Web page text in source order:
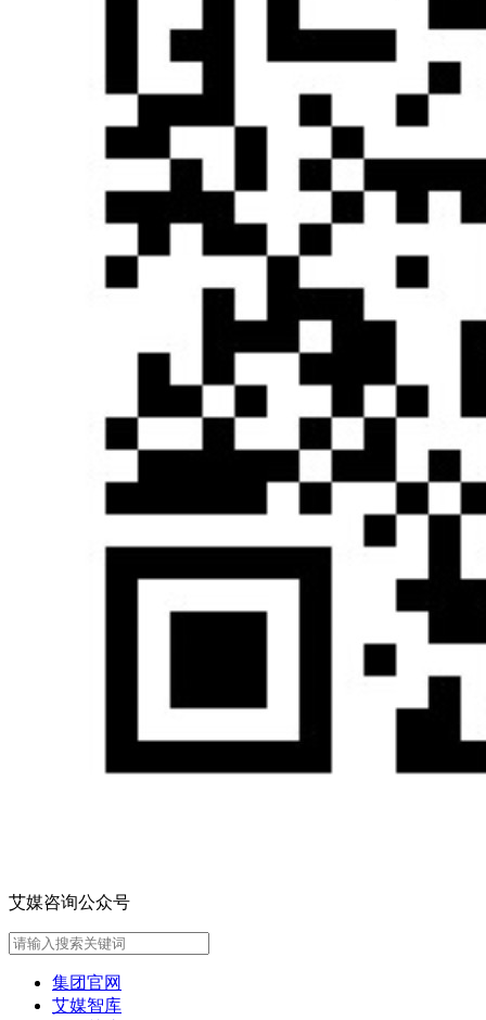
艾媒咨询公众号
集团官网
艾媒智库